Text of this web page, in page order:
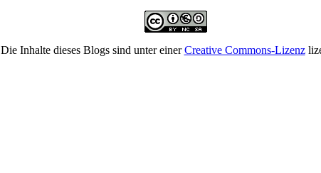
Die Inhalte dieses Blogs sind unter einerCreative Commons-Lizenz